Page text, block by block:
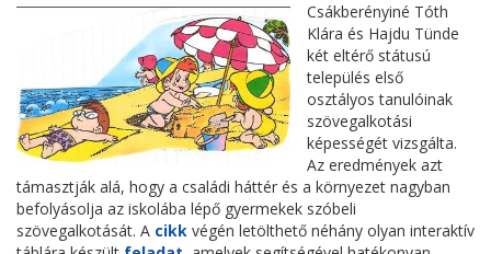
Csákberényiné Tóth
Klára és Hajdu Tünde
két eltérő státusú
település első
osztályos tanulóinak
szövegalkotási
képességét vizsgálta.
Az eredmények azt
támasztják alá, hogy a családi háttér és a környezet nagyban
befolyásolja az iskolába lépő gyermekek szóbeli
szövegalkotását. A cikk végén letölthető néhány olyan interaktív